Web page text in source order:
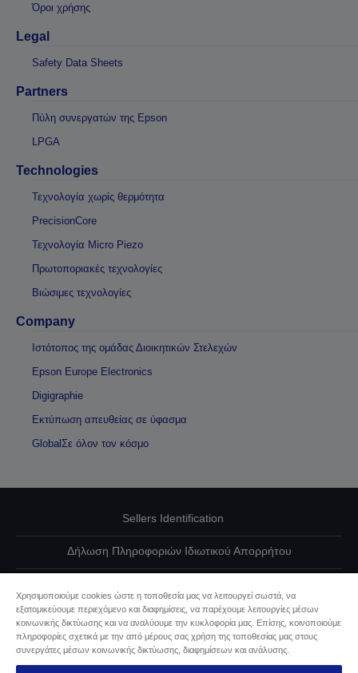
Όροι χρήσης
Legal
Safety Data Sheets
Partners
Πύλη συνεργατών της Epson
LPGA
Technologies
Τεχνολογία χωρίς θερμότητα
PrecisionCore
Τεχνολογία Micro Piezo
Πρωτοποριακές τεχνολογίες
Βιώσιμες τεχνολογίες
Company
Ιστότοπος της ομάδας Διοικητικών Στελεχών
Epson Europe Electronics
Digigraphie
Εκτύπωση απευθείας σε ύφασμα
GlobalΣε όλον τον κόσμο
Sellers Identification
Δήλωση Πληροφοριών Ιδιωτικού Απορρήτου
Επικοινωνήστε μαζί μας για τα δεδομένα σας
Πληροφορίες σχετικά με τα cookie
Χρησιμοποιούμε cookies ώστε η τοποθεσία μας να λειτουργεί σωστά, να
εξατομικεύουμε περιεχόμενο και διαφημίσεις, να παρέχουμε λειτουργίες μέσων
κοινωνικής δικτύωσης και να αναλύουμε την κυκλοφορία μας. Επίσης, κοινοποιούμε
πληροφορίες σχετικά με την από μέρους σας χρήση της τοποθεσίας μας στους
συνεργάτες μέσων κοινωνικής δικτύωσης, διαφημίσεων και ανάλυσης.